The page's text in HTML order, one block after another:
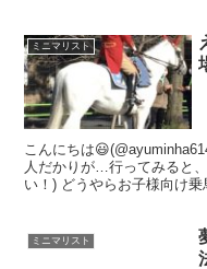
ミニマリスト
こんにちは
人だかりが…行ってみると
い！) どうやらお子様向け
ミニマリスト